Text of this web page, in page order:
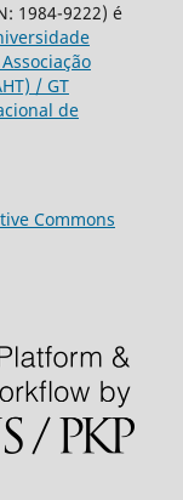
1984-9222) é
Associação
/ GT
de
Commons